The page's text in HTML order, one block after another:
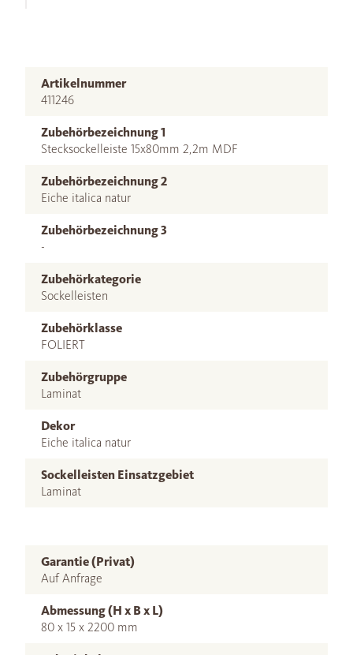
Artikelnummer
411246
Zubehörbezeichnung 1
Stecksockelleiste 15x80mm 2,2m MDF
Zubehörbezeichnung 2
Eiche italica natur
Zubehörbezeichnung 3
-
Zubehörkategorie
Sockelleisten
Zubehörklasse
FOLIERT
Zubehörgruppe
Laminat
Dekor
Eiche italica natur
Sockelleisten Einsatzgebiet
Laminat
Garantie (Privat)
Auf Anfrage
Abmessung (H x B x L)
80 x 15 x 2200 mm